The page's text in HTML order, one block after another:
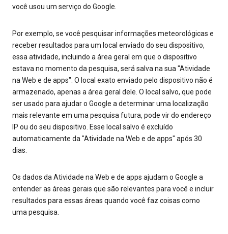
você usou um serviço do Google.
Por exemplo, se você pesquisar informações meteorológicas e
receber resultados para um local enviado do seu dispositivo,
essa atividade, incluindo a área geral em que o dispositivo
estava no momento da pesquisa, será salva na sua "Atividade
na Web e de apps". O local exato enviado pelo dispositivo não é
armazenado, apenas a área geral dele. O local salvo, que pode
ser usado para ajudar o Google a determinar uma localização
mais relevante em uma pesquisa futura, pode vir do endereço
IP ou do seu dispositivo. Esse local salvo é excluído
automaticamente da "Atividade na Web e de apps" após 30
dias.
Os dados da Atividade na Web e de apps ajudam o Google a
entender as áreas gerais que são relevantes para você e incluir
resultados para essas áreas quando você faz coisas como
uma pesquisa.